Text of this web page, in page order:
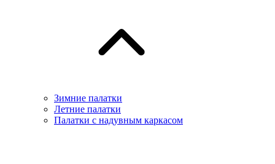
Зимние палатки
Летние палатки
Палатки с надувным каркасом